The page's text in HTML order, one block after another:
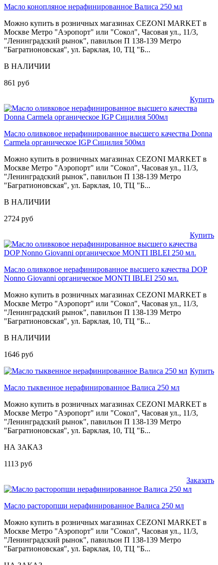
Масло конопляное нерафинированное Валиса 250 мл
Можно купить в розничных магазинах CEZONI MARKET в
Москве Метро "Аэропорт" или "Сокол", Часовая ул., 11/3,
"Ленинградский рынок", павильон П 138-139 Метро
"Багратионовская", ул. Барклая, 10, ТЦ "Б...
В НАЛИЧИИ
861 руб
Купить
Масло оливковое нерафинированное высшего качества Donna
Carmela органическое IGP Сицилия 500мл
Можно купить в розничных магазинах CEZONI MARKET в
Москве Метро "Аэропорт" или "Сокол", Часовая ул., 11/3,
"Ленинградский рынок", павильон П 138-139 Метро
"Багратионовская", ул. Барклая, 10, ТЦ "Б...
В НАЛИЧИИ
2724 руб
Купить
Масло оливковое нерафинированное высшего качества DOP
Nonno Giovanni органическое MONTI IBLEI 250 мл.
Можно купить в розничных магазинах CEZONI MARKET в
Москве Метро "Аэропорт" или "Сокол", Часовая ул., 11/3,
"Ленинградский рынок", павильон П 138-139 Метро
"Багратионовская", ул. Барклая, 10, ТЦ "Б...
В НАЛИЧИИ
1646 руб
Купить
Масло тыквенное нерафинированное Валиса 250 мл
Можно купить в розничных магазинах CEZONI MARKET в
Москве Метро "Аэропорт" или "Сокол", Часовая ул., 11/3,
"Ленинградский рынок", павильон П 138-139 Метро
"Багратионовская", ул. Барклая, 10, ТЦ "Б...
НА ЗАКАЗ
1113 руб
Заказать
Масло расторопши нерафинированное Валиса 250 мл
Можно купить в розничных магазинах CEZONI MARKET в
Москве Метро "Аэропорт" или "Сокол", Часовая ул., 11/3,
"Ленинградский рынок", павильон П 138-139 Метро
"Багратионовская", ул. Барклая, 10, ТЦ "Б...